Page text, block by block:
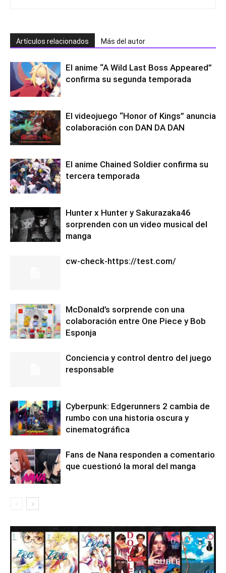
Artículos relacionados Más del autor
El anime “A Wild Last Boss Appeared”
confirma su segunda temporada
El videojuego “Honor of Kings” anuncia
colaboración con DAN DA DAN
El anime Chained Soldier confirma su
tercera temporada
Hunter x Hunter y Sakurazaka46
sorprenden con un video musical del
manga
cw-check-https://test.com/
McDonald’s sorprende con una
colaboración entre One Piece y Bob
Esponja
Conciencia y control dentro del juego
responsable
Cyberpunk: Edgerunners 2 cambia de
rumbo con una historia oscura y
cinematográfica
Fans de Nana responden a comentario
que cuestionó la moral del manga